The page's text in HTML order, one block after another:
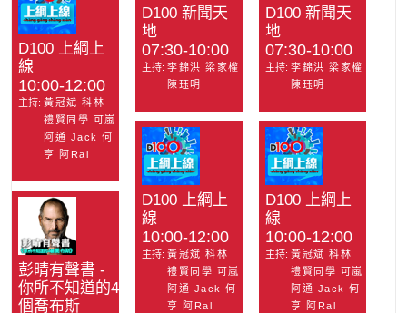
D100 上綱上
線
10:00-12:00
主持: 黃冠斌 科林
禮賢同學 可嵐
阿通 Jack 何
亨 阿Ral
彭晴有聲書 -
你所不知道的4
個喬布斯
D100 新聞天
地
07:30-10:00
主持: 李錦洪 梁家權
陳珏明
D100 上綱上
線
10:00-12:00
主持: 黃冠斌 科林
禮賢同學 可嵐
阿通 Jack 何
亨 阿Ral
D100 新聞天
地
07:30-10:00
主持: 李錦洪 梁家權
陳珏明
D100 上綱上
線
10:00-12:00
主持: 黃冠斌 科林
禮賢同學 可嵐
阿通 Jack 何
亨 阿Ral